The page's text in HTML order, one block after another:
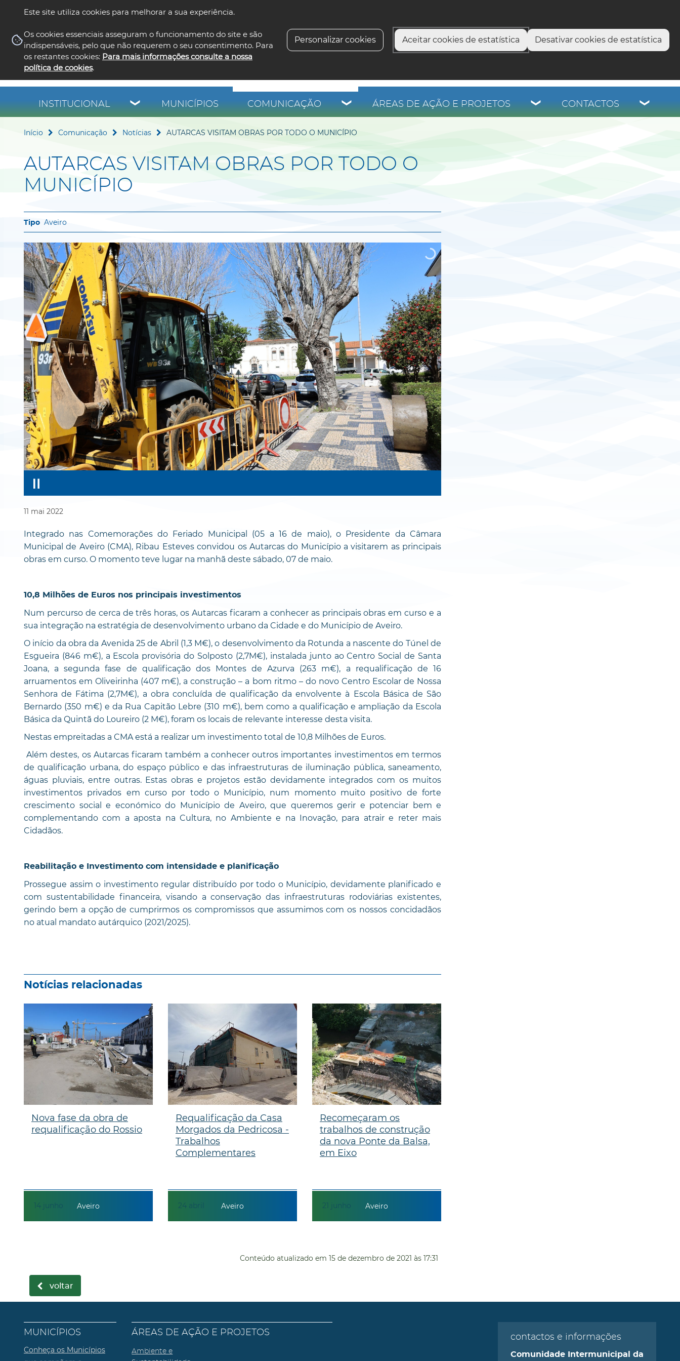
Este site utiliza cookies para melhorar a sua experiência.
Os cookies essenciais asseguram o funcionamento do site e são
indispensáveis, pelo que não requerem o seu consentimento. Para
os restantes cookies: Para mais informações consulte a nossa
política de cookies.
Personalizar cookies Aceitar cookies de estatística Desativar cookies de estatística
INSTITUCIONAL MUNICÍPIOS COMUNICAÇÃO ÁREAS DE AÇÃO E PROJETOS CONTACTOS
Início Comunicação Notícias AUTARCAS VISITAM OBRAS POR TODO O MUNICÍPIO
AUTARCAS VISITAM OBRAS POR TODO O
MUNICÍPIO
Aveiro
11 mai 2022
Integrado nas Comemorações do Feriado Municipal (05 a 16 de maio), o Presidente da Câmara
Municipal de Aveiro (CMA), Ribau Esteves convidou os Autarcas do Município a visitarem as principais
obras em curso. O momento teve lugar na manhã deste sábado, 07 de maio.
10,8 Milhões de Euros nos principais investimentos
Num percurso de cerca de três horas, os Autarcas ficaram a conhecer as principais obras em curso e a
sua integração na estratégia de desenvolvimento urbano da Cidade e do Município de Aveiro.
O início da obra da Avenida 25 de Abril (1,3 M€), o desenvolvimento da Rotunda a nascente do Túnel de
Esgueira (846 m€), a Escola provisória do Solposto (2,7M€), instalada junto ao Centro Social de Santa
Joana, a segunda fase de qualificação dos Montes de Azurva (263 m€), a requalificação de 16
arruamentos em Oliveirinha (407 m€), a construção – a bom ritmo – do novo Centro Escolar de Nossa
Senhora de Fátima (2,7M€), a obra concluída de qualificação da envolvente à Escola Básica de São
Bernardo (350 m€) e da Rua Capitão Lebre (310 m€), bem como a qualificação e ampliação da Escola
Básica da Quintã do Loureiro (2 M€), foram os locais de relevante interesse desta visita.
Nestas empreitadas a CMA está a realizar um investimento total de 10,8 Milhões de Euros.
Além destes, os Autarcas ficaram também a conhecer outros importantes investimentos em termos
de qualificação urbana, do espaço público e das infraestruturas de iluminação pública, saneamento,
águas pluviais, entre outras. Estas obras e projetos estão devidamente integrados com os muitos
investimentos privados em curso por todo o Município, num momento muito positivo de forte
crescimento social e económico do Município de Aveiro, que queremos gerir e potenciar bem e
complementando com a aposta na Cultura, no Ambiente e na Inovação, para atrair e reter mais
Cidadãos.
Reabilitação e Investimento com intensidade e planificação
Prossegue assim o investimento regular distribuído por todo o Município, devidamente planificado e
com sustentabilidade financeira, visando a conservação das infraestruturas rodoviárias existentes,
gerindo bem a opção de cumprirmos os compromissos que assumimos com os nossos concidadãos
no atual mandato autárquico (2021/2025).
Notícias relacionadas
14 junho
Nova fase da obra de
requalificação do Rossio
Aveiro 24 abril
Requalificação da Casa
Morgados da Pedricosa -
Trabalhos
Complementares
Aveiro 21 junho
Recomeçaram os
trabalhos de construção
da nova Ponte da Balsa,
em Eixo
Aveiro
Conteúdo atualizado em 15 de dezembro de 2021 às 17:31
voltar
MUNICÍPIOS
Conheça os Municípios
ÁREAS DE AÇÃO E PROJETOS
Ambiente e
contactos e informações
Comunidade Intermunicipal da